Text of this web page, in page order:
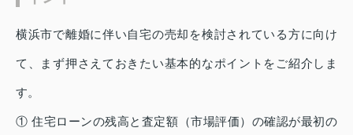
横浜市で離婚に伴い自宅の売却を検討されている方に向け
て、まず押さえておきたい基本的なポイントをご紹介しま
す。
① 住宅ローンの残高と査定額（市場評価）の確認が最初の